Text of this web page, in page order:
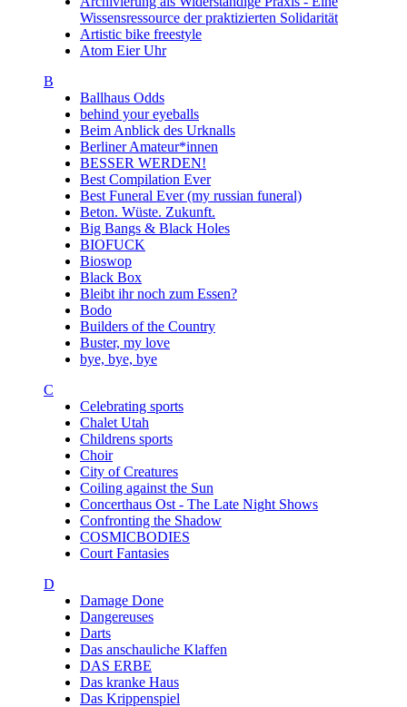
Wissensressource der praktizierten Solidarität
Artistic bike freestyle
Atom Eier Uhr
B
Ballhaus Odds
behind your eyeballs
Beim Anblick des Urknalls
Berliner Amateur*innen
BESSER WERDEN!
Best Compilation Ever
Best Funeral Ever (my russian funeral)
Beton. Wüste. Zukunft.
Big Bangs & Black Holes
BIOFUCK
Bioswop
Black Box
Bleibt ihr noch zum Essen?
Bodo
Builders of the Country
Buster, my love
bye, bye, bye
C
Celebrating sports
Chalet Utah
Childrens sports
Choir
City of Creatures
Coiling against the Sun
Concerthaus Ost - The Late Night Shows
Confronting the Shadow
COSMICBODIES
Court Fantasies
D
Damage Done
Dangereuses
Darts
Das anschauliche Klaffen
DAS ERBE
Das kranke Haus
Das Krippenspiel